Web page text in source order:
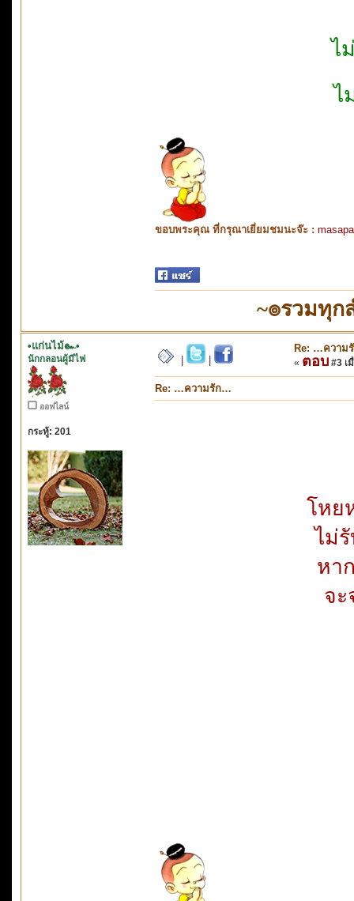
ไ
ไ
ขอบพระคุณ ที่กรุณาเยี่ยมชมนะจ๊ะ :
~๏รวมทุ
•แก่นไม้๛•
นักกลอนผู้มีไฟ
ออฟไลน์
กระทู้: 201
Re: …ความ
« ตอบ #3 เ
Re: …ความรัก…
โหย
ไม่
หา
จ